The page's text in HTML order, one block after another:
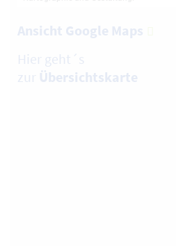
Ansicht Google Maps
Hier geht´s
zur Übersichtskarte